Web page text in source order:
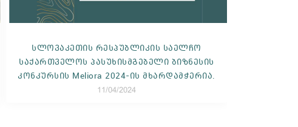
ლატვიის რესპუბლიკის საელჩო
საქართველოს პასუხისმგებელი ბიზნესის
კონკურსის Meliora 2024-ის მხარდამჭერია
11/04/2024